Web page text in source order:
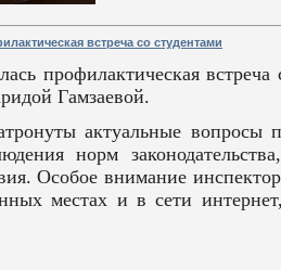
встреча со студентами
профилактическая
Гамзаевой.
актуальные вопросы
норм
Особое внимание
местах и в сети